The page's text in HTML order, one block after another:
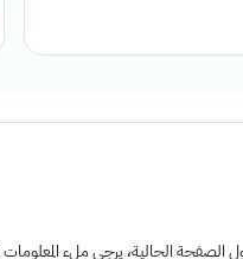
الحالية، يرجى ملء المعلومات